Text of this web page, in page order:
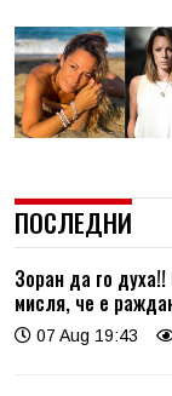
ПОСЛЕДНИ
Зоран да го
мисля, че е
07 Aug 19:43